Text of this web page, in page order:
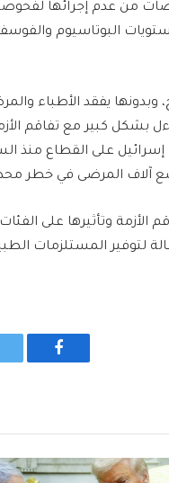
من عدم إجرائها
البوتاسيوم
وبدونها يفقد الأطباء
بشكل كبير مع تفاقم
ووضع آلاف المرضى في خطر
الأزمة وتأثيرها على
لتوفير المستلزمات
فيسبوك